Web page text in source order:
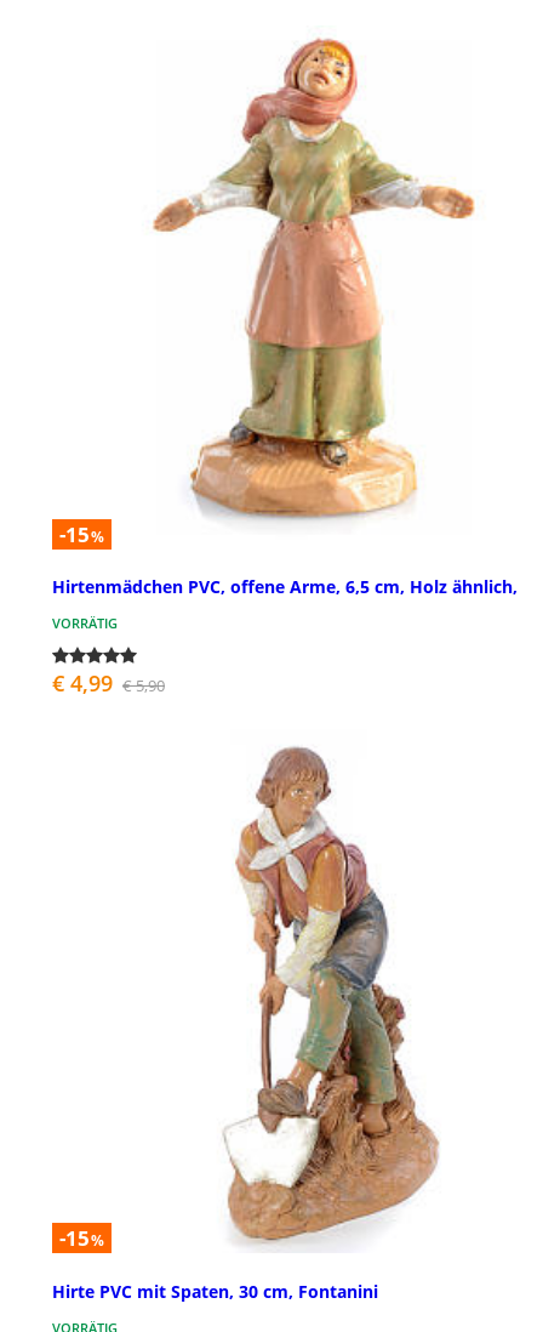
-15%
Hirtenmädchen PVC, offene Arme, 6,5 cm, Holz ähnlich,
VORRÄTIG
€ 4,99 € 5,90
-15%
Hirte PVC mit Spaten, 30 cm, Fontanini
VORRÄTIG